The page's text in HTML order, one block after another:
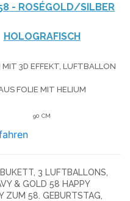
- ROSÉGOLD/SILBER
HOLOGRAFISCH
3D EFFEKT, LUFTBALLON
FOLIE MIT HELIUM
90 CM
3 LUFTBALLONS,
& GOLD 58 HAPPY
ZUM 58. GEBURTSTAG,